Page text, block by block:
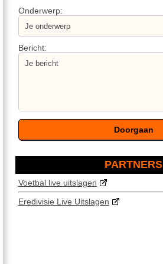
Onderwerp:
Bericht:
PARTNERS
Voetbal live uitslagen
Eredivisie Live Uitslagen